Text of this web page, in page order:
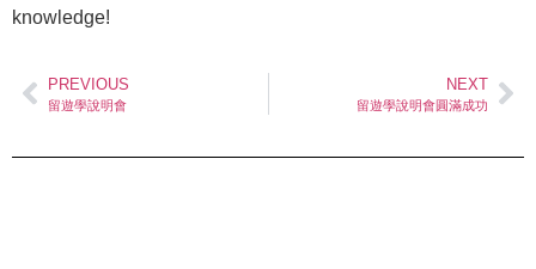
knowledge!
PREVIOUS
留遊學說明會
NEXT
留遊學說明會圓滿成功